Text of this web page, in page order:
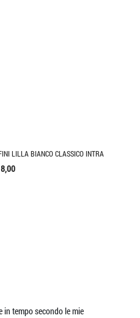
LILLA BIANCO CLASSICO INTRA
in tempo secondo le mie